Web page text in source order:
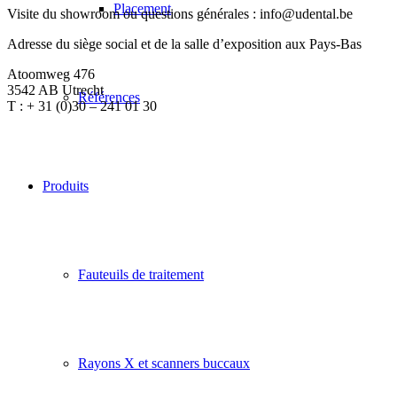
Placement
Références
Produits
Fauteuils de traitement
Rayons X et scanners buccaux
Visite du showroom ou questions générales : info@udental.be
Adresse du siège social et de la salle d’exposition aux Pays-Bas
Atoomweg 476
3542 AB Utrecht
T : + 31 (0)30 – 241 01 30